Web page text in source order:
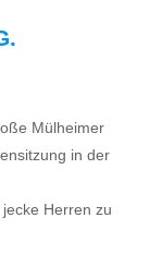
Mülheimer
in der
Herren zu